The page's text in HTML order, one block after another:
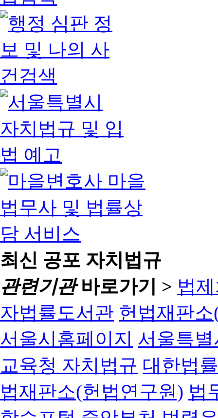
최신 공포 자치법규
관련기관바로가기 > 법
자법률도서관 헌법재판
서울시홈페이지 서울특
교육청 자치법규 대한법
법재판소(헌법연구원) 법